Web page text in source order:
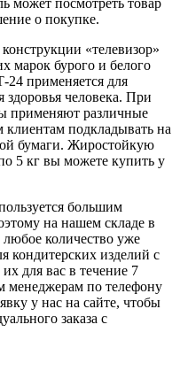
о покупке.
«телевизор»
марок бурого и белого
24 применяется для
человека. При
применяют различные
подкладывать на
бумаги. Жиростойкую
5 кг вы можете купить у
большим
на нашем складе в
любое количество уже
кондитерских изделий с
для вас в течение 7
менеджерам по телефону
у нас на сайте, чтобы
заказа с